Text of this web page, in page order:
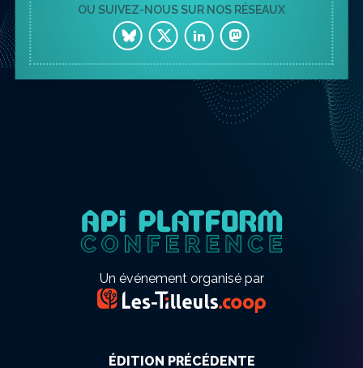
OU SUIVEZ-NOUS SUR NOS RÉSEAUX
Un événement organisé par
ÉDITION PRÉCÉDENTE